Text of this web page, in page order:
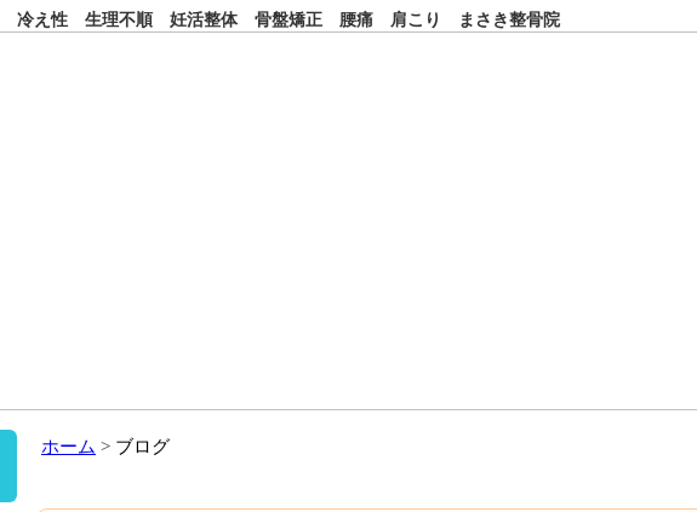
え性 生理不順 妊活整体 骨盤矯正 腰痛 肩こり まさき整骨院
ホーム ブログ